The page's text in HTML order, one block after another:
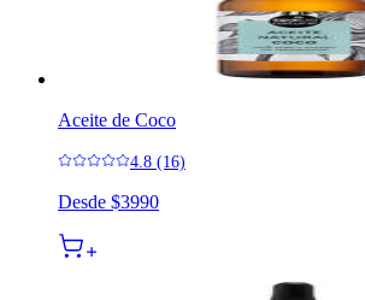
Aceite de Coco
4.8 (16)
Desde $3990